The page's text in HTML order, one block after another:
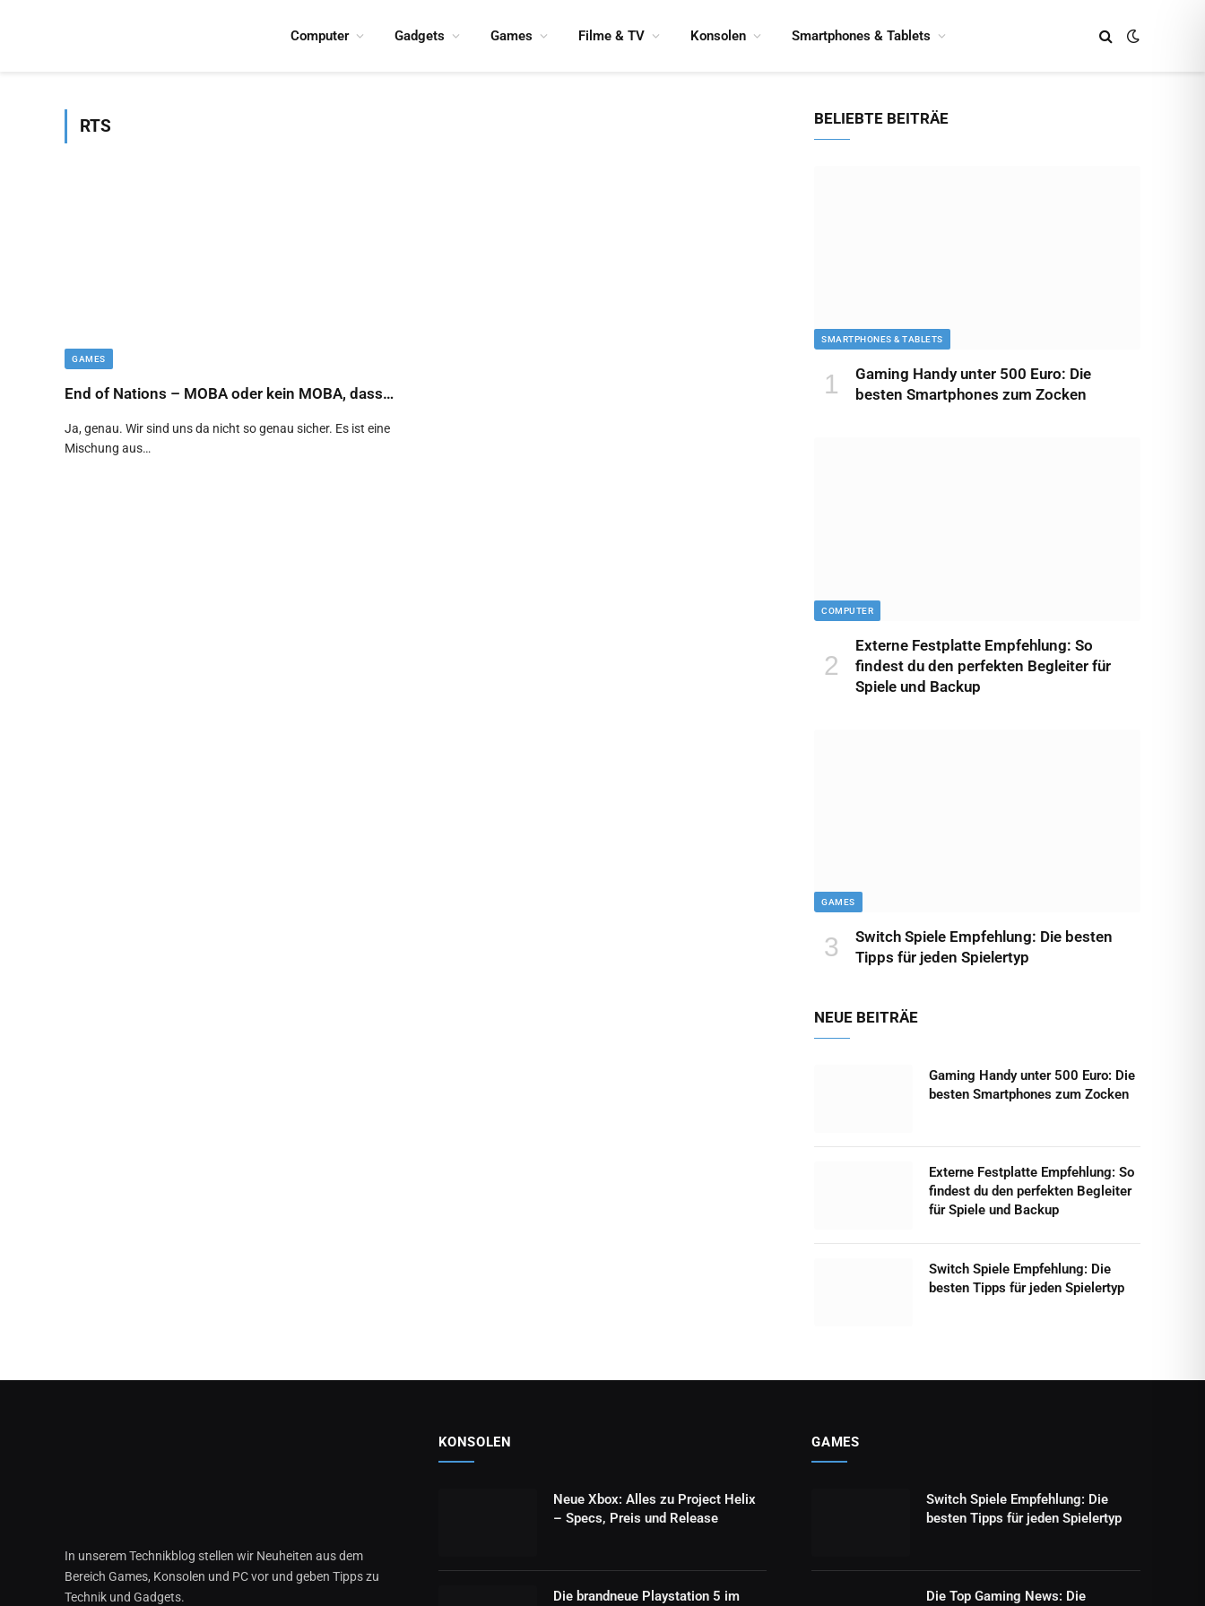
Computer Gadgets Games Filme & TV Konsolen Smartphones & Tablets
RTS
GAMES
End of Nations – MOBA oder kein MOBA, dass…
Ja, genau. Wir sind uns da nicht so genau sicher. Es ist eine
Mischung aus…
BELIEBTE BEITRÄE
SMARTPHONES & TABLETS
Gaming Handy unter 500 Euro: Die
besten Smartphones zum Zocken
COMPUTER
Externe Festplatte Empfehlung: So
findest du den perfekten Begleiter für
Spiele und Backup
GAMES
Switch Spiele Empfehlung: Die besten
Tipps für jeden Spielertyp
NEUE BEITRÄE
Gaming Handy unter 500 Euro: Die
besten Smartphones zum Zocken
Externe Festplatte Empfehlung: So
findest du den perfekten Begleiter
für Spiele und Backup
Switch Spiele Empfehlung: Die
besten Tipps für jeden Spielertyp
In unserem Technikblog stellen wir Neuheiten aus dem
Bereich Games, Konsolen und PC vor und geben Tipps zu
Technik und Gadgets.
KONSOLEN
Neue Xbox: Alles zu Project Helix
– Specs, Preis und Release
Die brandneue Playstation 5 im
GAMES
Switch Spiele Empfehlung: Die
besten Tipps für jeden Spielertyp
Die Top Gaming News: Die